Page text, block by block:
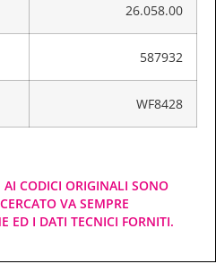
26.058.00
587932
WF8428
CODICI ORIGINALI SONO
VA SEMPRE
ED I DATI TECNICI FORNITI.